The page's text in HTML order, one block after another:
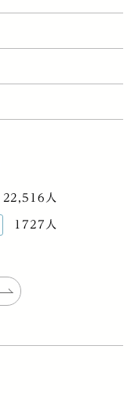
22,516人
1727人